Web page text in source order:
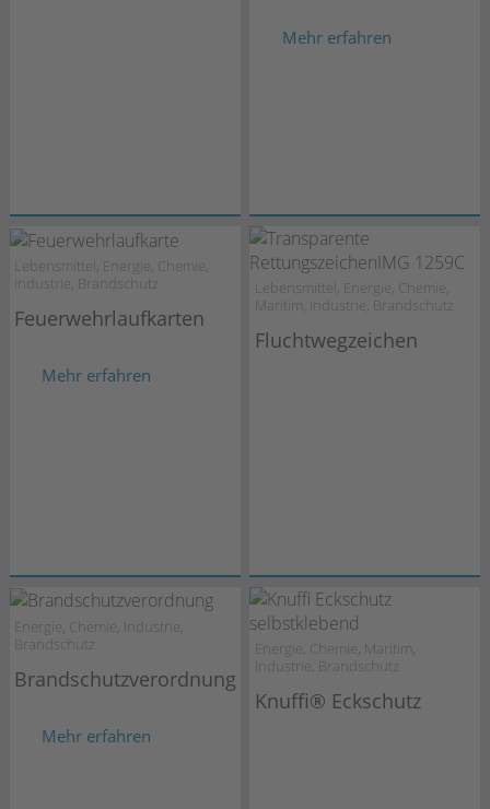
Mehr erfahren
Lebensmittel, Energie, Chemie,
Industrie, Brandschutz
Feuerwehrlaufkarten
Mehr erfahren
Lebensmittel, Energie, Chemie,
Maritim, Industrie, Brandschutz
Fluchtwegzeichen
Energie, Chemie, Industrie,
Brandschutz
Brandschutzverordnung
Mehr erfahren
Energie, Chemie, Maritim,
Industrie, Brandschutz
Knuffi® Eckschutz